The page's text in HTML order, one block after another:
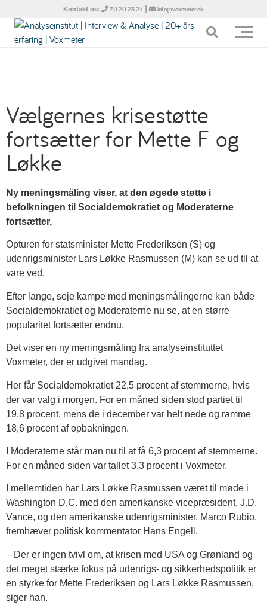
Kontakt os: 70 20 23 24 | info@voxmeter.dk
Vælgernes krisestøtte
fortsætter for Mette F og
Løkke
Ny meningsmåling viser, at den øgede støtte i
befolkningen til Socialdemokratiet og Moderaterne
fortsætter.
Opturen for statsminister Mette Frederiksen (S) og
udenrigsminister Lars Løkke Rasmussen (M) kan se ud til at
vare ved.
Efter lange, seje kampe med meningsmålingerne kan både
Socialdemokratiet og Moderaterne nu se, at en større
popularitet fortsætter endnu.
Det viser en ny meningsmåling fra analyseinstituttet
Voxmeter, der er udgivet mandag.
Her får Socialdemokratiet 22,5 procent af stemmerne, hvis
der var valg i morgen. For en måned siden stod partiet til
19,8 procent, mens de i december var helt nede og ramme
18,6 procent af opbakningen.
I Moderaterne står man nu til at få 6,3 procent af stemmerne.
For en måned siden var tallet 3,3 procent i Voxmeter.
I mellemtiden har Lars Løkke Rasmussen været til møde i
Washington D.C. med den amerikanske vicepræsident, J.D.
Vance, og den amerikanske udenrigsminister, Marco Rubio,
fremhæver politisk kommentator Hans Engell.
– Der er ingen tvivl om, at krisen med USA og Grønland og
det meget stærke fokus på udenrigs- og sikkerhedspolitik er
en styrke for Mette Frederiksen og Lars Løkke Rasmussen,
siger han.